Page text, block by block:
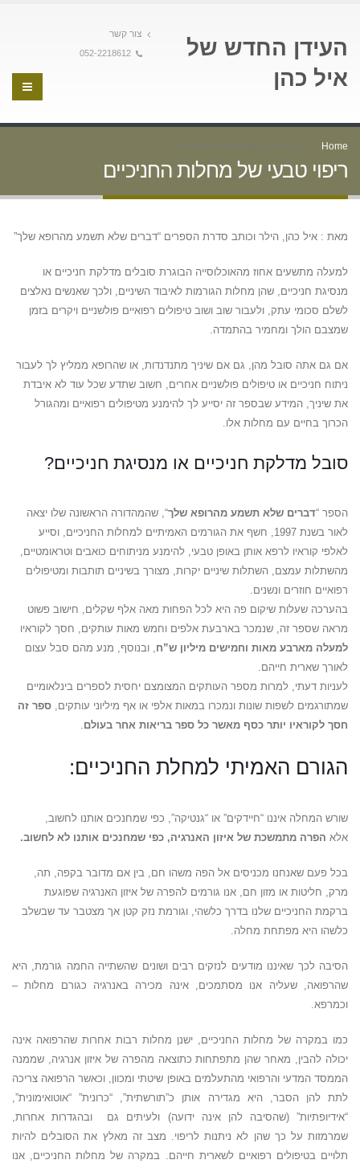
העידן החדש של
איל כהן
צור קשר
052-2218612
Home ריפוי טבעי של מחלות החניכיים
ריפוי טבעי של מחלות החניכיים
מאת : איל כהן, הילר וכותב סדרת הספרים “דברים שלא תשמע מהרופא שלך”
למעלה מתשעים אחוז מהאוכלוסייה הבוגרת סובלים מדלקת חניכיים או
מנסיגת חניכיים, שהן מחלות הגורמות לאיבוד השיניים, ולכך שאנשים נאלצים
לשלם סכומי עתק, ולעבור שוב ושוב טיפולים רפואיים פולשניים ויקרים בזמן
שמצבם הולך ומחמיר בהתמדה.
אם גם אתה סובל מהן, גם אם שיניך מתנדנדות, או שהרופא ממליץ לך לעבור
ניתוח חניכיים או טיפולים פולשניים אחרים, חשוב שתדע שכל עוד לא איבדת
את שיניך, המידע שבספר זה יסייע לך להימנע מטיפולים רפואיים ומהגורל
הכרוך בחיים עם מחלות אלו.
סובל מדלקת חניכיים או מנסיגת חניכיים?
הספר “דברים שלא תשמע מהרופא שלך“, שהמהדורה הראשונה שלו יצאה
לאור בשנת 1997, חשף את הגורמים האמיתיים למחלות החניכיים, וסייע
לאלפי קוראיו לרפא אותן באופן טבעי, להימנע מניתוחים כואבים וטראומטיים,
מהשתלות עמצם, השתלות שיניים יקרות, מצורך בשיניים תותבות ומטיפולים
רפואיים חוזרים ונשנים.
בהערכה שעלות שיקום פה היא לכל הפחות מאה אלף שקלים, חישוב פשוט
מראה שספר זה, שנמכר בארבעת אלפים וחמש מאות עותקים, חסך לקוראיו
למעלה מארבע מאות וחמישים מיליון ש”ח, ובנוסף, מנע מהם סבל עצום
לאורך שארית חייהם.
לעניות דעתי, למרות מספר העותקים המצומצם יחסית לספרים בינלאומיים
שמתורגמים לשפות שונות ונמכרו במאות אלפי או אף מיליוני עותקים, ספר זה
חסך לקוראיו יותר כסף מאשר כל ספר בריאות אחר בעולם.
הגורם האמיתי למחלת החניכיים:
שורש המחלה איננו “חיידקים” או “גנטיקה”, כפי שמחנכים אותנו לחשוב,
אלא הפרה מתמשכת של איזון האנרגיה, כפי שמחנכים אותנו לא לחשוב.
בכל פעם שאנחנו מכניסים אל הפה משהו חם, בין אם מדובר בקפה, תה,
מרק, חליטות או מזון חם, אנו גורמים להפרה של איזון האנרגיה שפוגעת
ברקמת החניכיים שלנו בדרך כלשהי, וגורמת נזק קטן אך מצטבר עד שבשלב
כלשהו היא מפתחת מחלה.
הסיבה לכך שאיננו מודעים לנזקים רבים ושונים שהשתייה החמה גורמת, היא
שהרפואה, שעליה אנו מסתמכים, אינה מכירה באנרגיה כגורם מחלות –
וכמרפא.
כמו במקרה של מחלות החניכיים, ישנן מחלות רבות אחרות שהרפואה אינה
יכולה להבין, מאחר שהן מתפתחות כתוצאה מהפרה של איזון אנרגיה, שממנה
הממסד המדעי והרפואי מהתעלמים באופן שיטתי ומכוון, וכאשר הרפואה צריכה
לתת להן הסבר, היא מגדירה אותן כ”תורשתית”, “כרונית” “אוטואימונית”,
“אידיופתיות” (שהסיבה להן אינה ידועה) ולעיתים גם ובהגדרות אחרות,
שמרמזות על כך שהן לא ניתנות לריפוי. מצב זה מאלץ את הסובלים להיות
תלויים בטיפולים רפואיים לשארית חייהם. במקרה של מחלות החניכיים, אנו